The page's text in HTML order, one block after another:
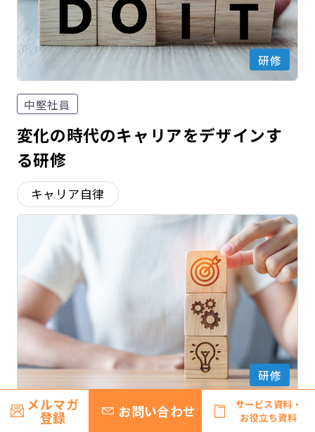
研修
中堅社員
変化の時代のキャリアをデザインす
る研修
キャリア自律
研修
若手社員
メルマガ
登録 お問い合わせ
サービス資料・
お役立ち資料